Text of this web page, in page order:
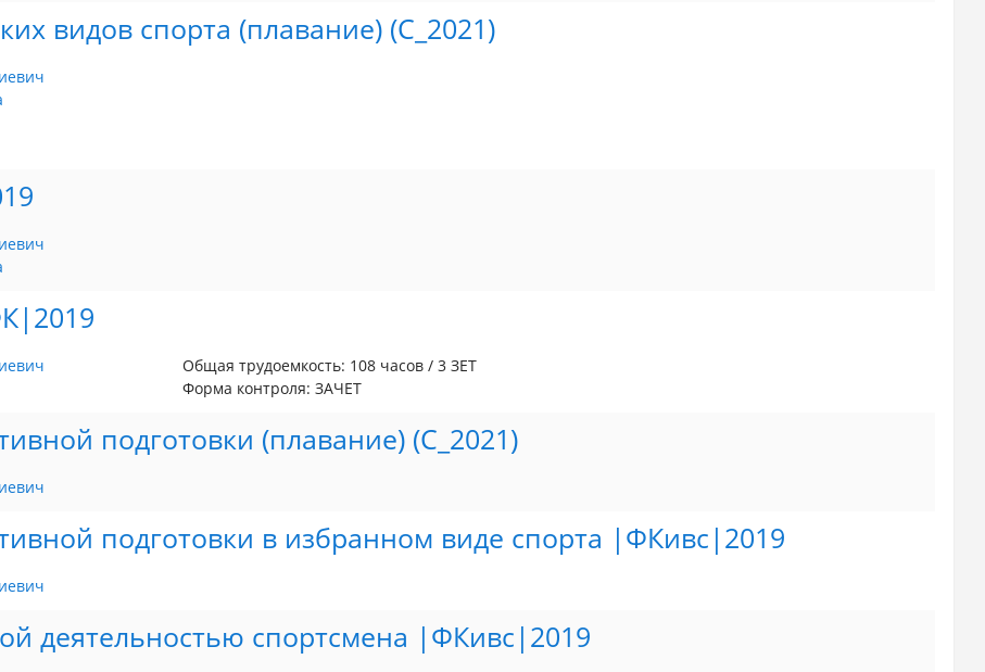
видов спорта (плавание) (С_2021)
Общая трудоемкость: 108 часов / 3 ЗЕТ
Форма контроля: ЗАЧЕТ
подготовки (плавание) (С_2021)
подготовки в избранном виде спорта |ФКивс|2019
деятельностью спортсмена |ФКивс|2019